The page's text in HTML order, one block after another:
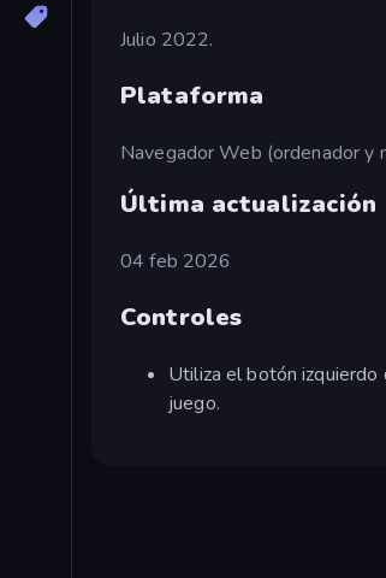
Julio 2022.
Plataforma
Navegador Web (ordenador y
Última actualización
04 feb 2026
Controles
Utiliza el botón
juego.